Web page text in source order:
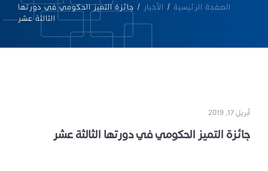
الصفحة الرئيسية / الأخبار / جائزة التميز الحكومي في دورتها
الثالثة عشر
أبريل 17, 2019
جائزة التميز الحكومي في دورتها الثالثة عشر